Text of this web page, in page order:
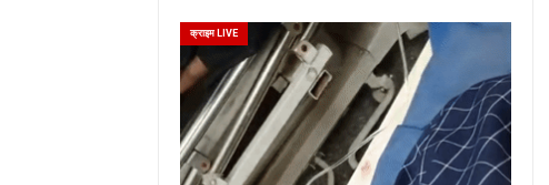
क्राइम LIVE